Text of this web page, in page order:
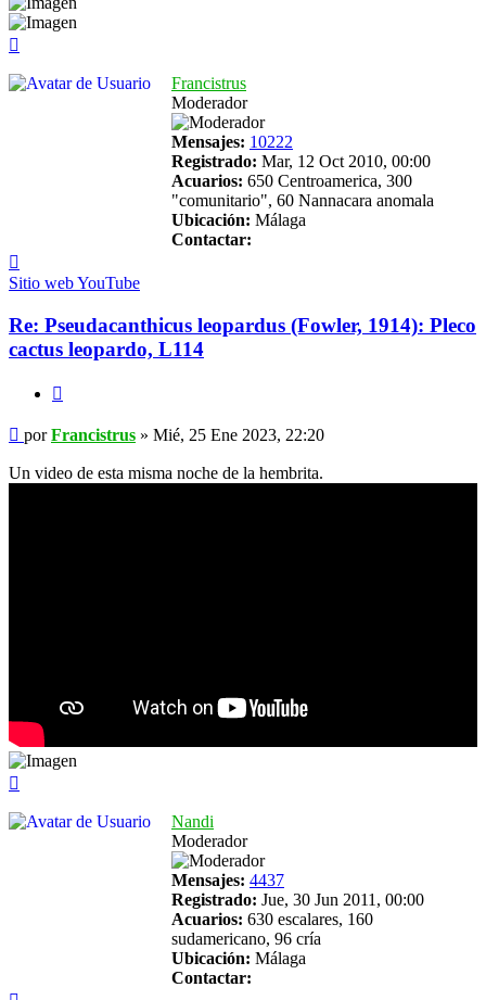
Francistrus
Moderador
Mensajes: 10222
Registrado: Mar, 12 Oct 2010, 00:00
Acuarios: 650 Centroamerica, 300
"comunitario", 60 Nannacara anomala
Ubicación: Málaga
Contactar:
Francistrus
Sitio webYouTube
Re: Pseudacanthicus leopardus (Fowler, 1914): Pleco
cactus leopardo, L114
Mensaje
porFrancistrus » Mié, 25 Ene 2023, 22:20
Un video de esta misma noche de la hembrita.
Nandi
Moderador
Mensajes: 4437
Registrado: Jue, 30 Jun 2011, 00:00
Acuarios: 630 escalares, 160
sudamericano, 96 cría
Ubicación: Málaga
Contactar: